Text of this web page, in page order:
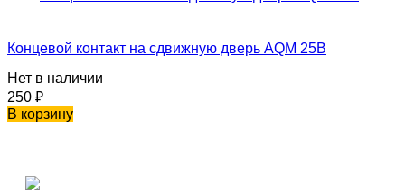
Концевой контакт на сдвижную дверь AQM 25B
Нет в наличии
250 ₽
В корзину